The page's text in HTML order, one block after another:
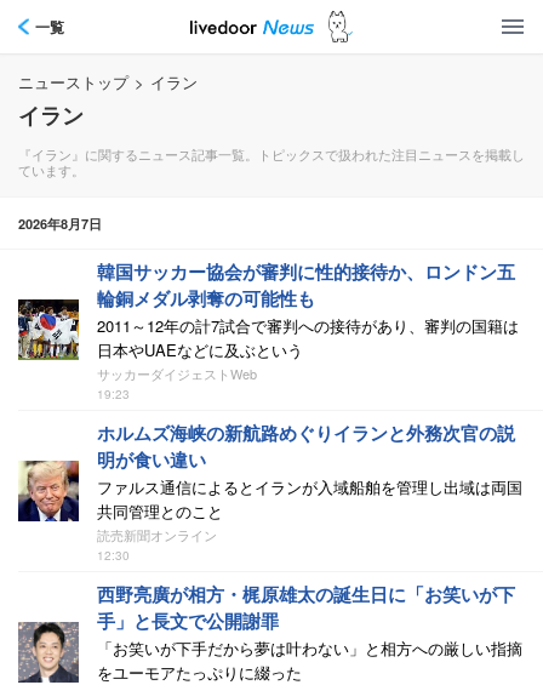
一覧
ニューストップ > イラン
イラン
『イラン』に関するニュース記事一覧。トピックスで扱われた注目ニュースを掲載し
ています。
2026年8月7日
韓国サッカー協会が審判に性的接待か、ロンドン五
輪銅メダル剥奪の可能性も
2011～12年の計7試合で審判への接待があり、審判の国籍は
日本やUAEなどに及ぶという
サッカーダイジェストWeb
19:23
ホルムズ海峡の新航路めぐりイランと外務次官の説
明が食い違い
ファルス通信によるとイランが入域船舶を管理し出域は両国
共同管理とのこと
読売新聞オンライン
12:30
西野亮廣が相方・梶原雄太の誕生日に「お笑いが下
手」と長文で公開謝罪
「お笑いが下手だから夢は叶わない」と相方への厳しい指摘
をユーモアたっぷりに綴った